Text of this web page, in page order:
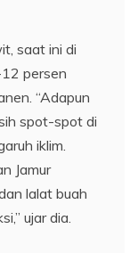
saat ini di
persen
“Adapun
spot-spot di
iklim.
Jamur
lalat buah
ujar dia.